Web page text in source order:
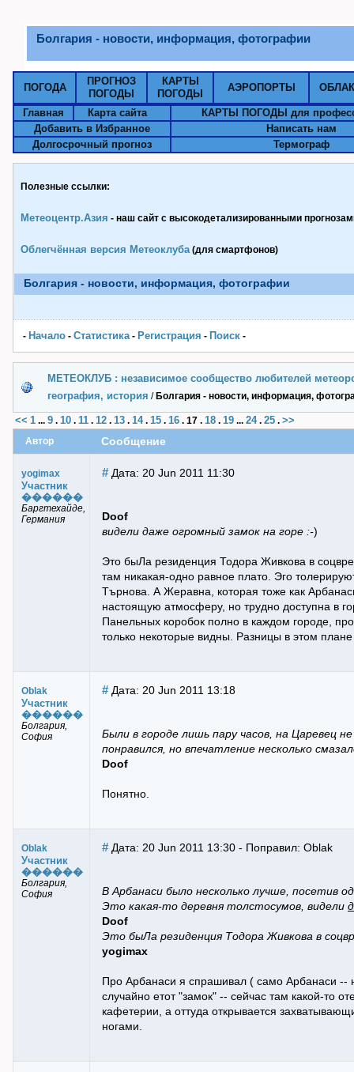
Болгария - новости, информация, фотографии
ПОГОДА
ПРОГНОЗ
ПОГОДЫ
КАРТЫ
ПОГОДЫ
АЭРОПОРТЫ
Главная Карта сайта
КАРТЫ ПОГОДЫ для
Добавить в Избранное
Написать нам
Долгосрочный прогноз
Термограф
Полезные ссылки:
Метеоцентр.Азия - наш сайт с высокодетализированными
Облегчённая версия Метеоклуба(для смартфонов)
Болгария - новости, информация, фотографии
- Начало - Статистика- Pегистрация - Поиск -
МЕТЕОКЛУБ : независимое сообщество любителей
география, история / Болгария - новости, информация,
<< 1 ... 9 . 10 . 11 . 12 . 13 . 14. 15 . 16 . 17 . 18 . 19 ... 24. 25 . >>
Автор Сообщение
yogimax
Участник
������
Баргтехайде,
Германия
# Дата: 20 Jun 2011 11:30
Doof
видели даже огромный замок на горе :-)
Это быЛа резиденция Тодора Живкова в
там никакая-одно равное плато. Эго
Търнова. А Жеравна, которая тоже как
настоящую атмосферу, но трудно доступна в
Панельных коробок полно в каждом городе,
только некоторые видны. Разницы в этом плане
Oblak
Участник
������
Болгария,
София
# Дата: 20 Jun 2011 13:18
Были в городе лишь пару часов, на Царевец
понравился, но впечатление несколько
Doof
Понятно.
Oblak
Участник
������
Болгария,
София
# Дата: 20 Jun 2011 13:30 - Поправил: Oblak
В Арбанаси было несколько лучше, посетив
Это какая-то деревня толстосумов, видели
Doof
Это быЛа резиденция Тодора Живкова в
yogimax
Про Арбанаси я спрашивал ( само Арбанаси --
случайно етот "замок" -- сейчас там какой-то
кафетерии, а оттуда открывается
ногами.